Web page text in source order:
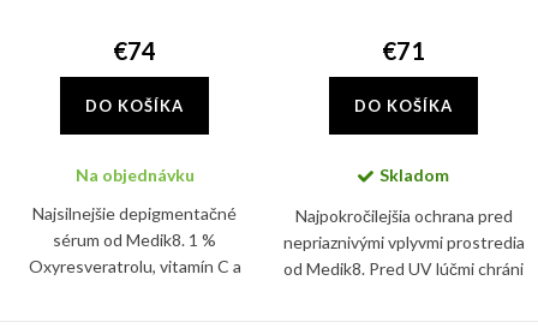
€74
DO KOŠÍKA
Na objednávku
Najsilnejšie depigmentačné
sérum od Medik8. 1 %
Oxyresveratrolu, vitamín C a
€71
DO KOŠÍKA
Skladom
Najpokročilejšia ochrana pred
nepriaznivými vplyvmi prostredia
od Medik8. Pred UV lúčmi chráni